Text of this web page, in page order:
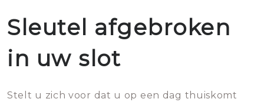
Sleutel afgebroken
in uw slot
Stelt u zich voor dat u op een dag thuiskomt